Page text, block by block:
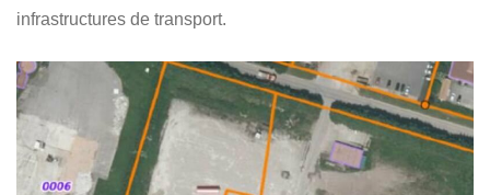
infrastructures de transport.